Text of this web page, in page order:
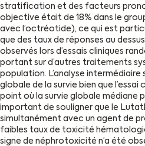
stratification et des facteurs
objective était de 18% dans le
avec l’octréotide), ce qui est
que des taux de réponses au
observés lors d’essais cliniques
portant sur d’autres traitements
population. L’analyse
globale de la survie bien que l’essai
point où la survie globale médiane
important de souligner que le
simultanément avec un agent de
faibles taux de toxicité
signe de néphrotoxicité n’a été